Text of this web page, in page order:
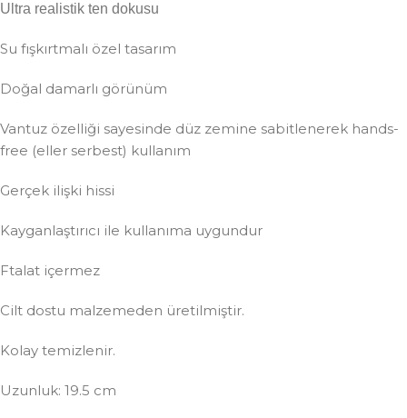
Ultra realistik ten dokusu
Su fışkırtmalı özel tasarım
Doğal damarlı görünüm
Vantuz özelliği sayesinde düz zemine sabitlenerek hands-
free (eller serbest) kullanım
Gerçek ilişki hissi
Kayganlaştırıcı ile kullanıma uygundur
Ftalat içermez
Cilt dostu malzemeden üretilmiştir.
Kolay temizlenir.
Uzunluk: 19.5 cm